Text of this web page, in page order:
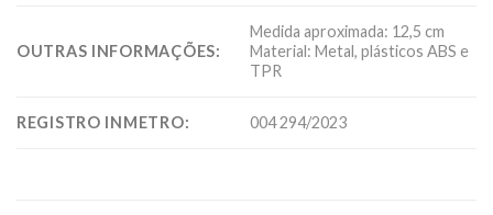
OUTRAS INFORMAÇÕES:
Medida aproximada: 12,5 cm
Material: Metal, plásticos ABS e
TPR
REGISTRO INMETRO: 004 294/2023